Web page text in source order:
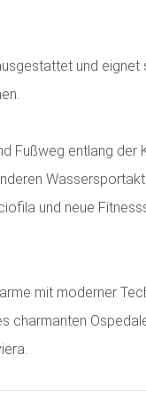
und eignet
Fußweg entlang der
und neue
mit moderner
charmanten